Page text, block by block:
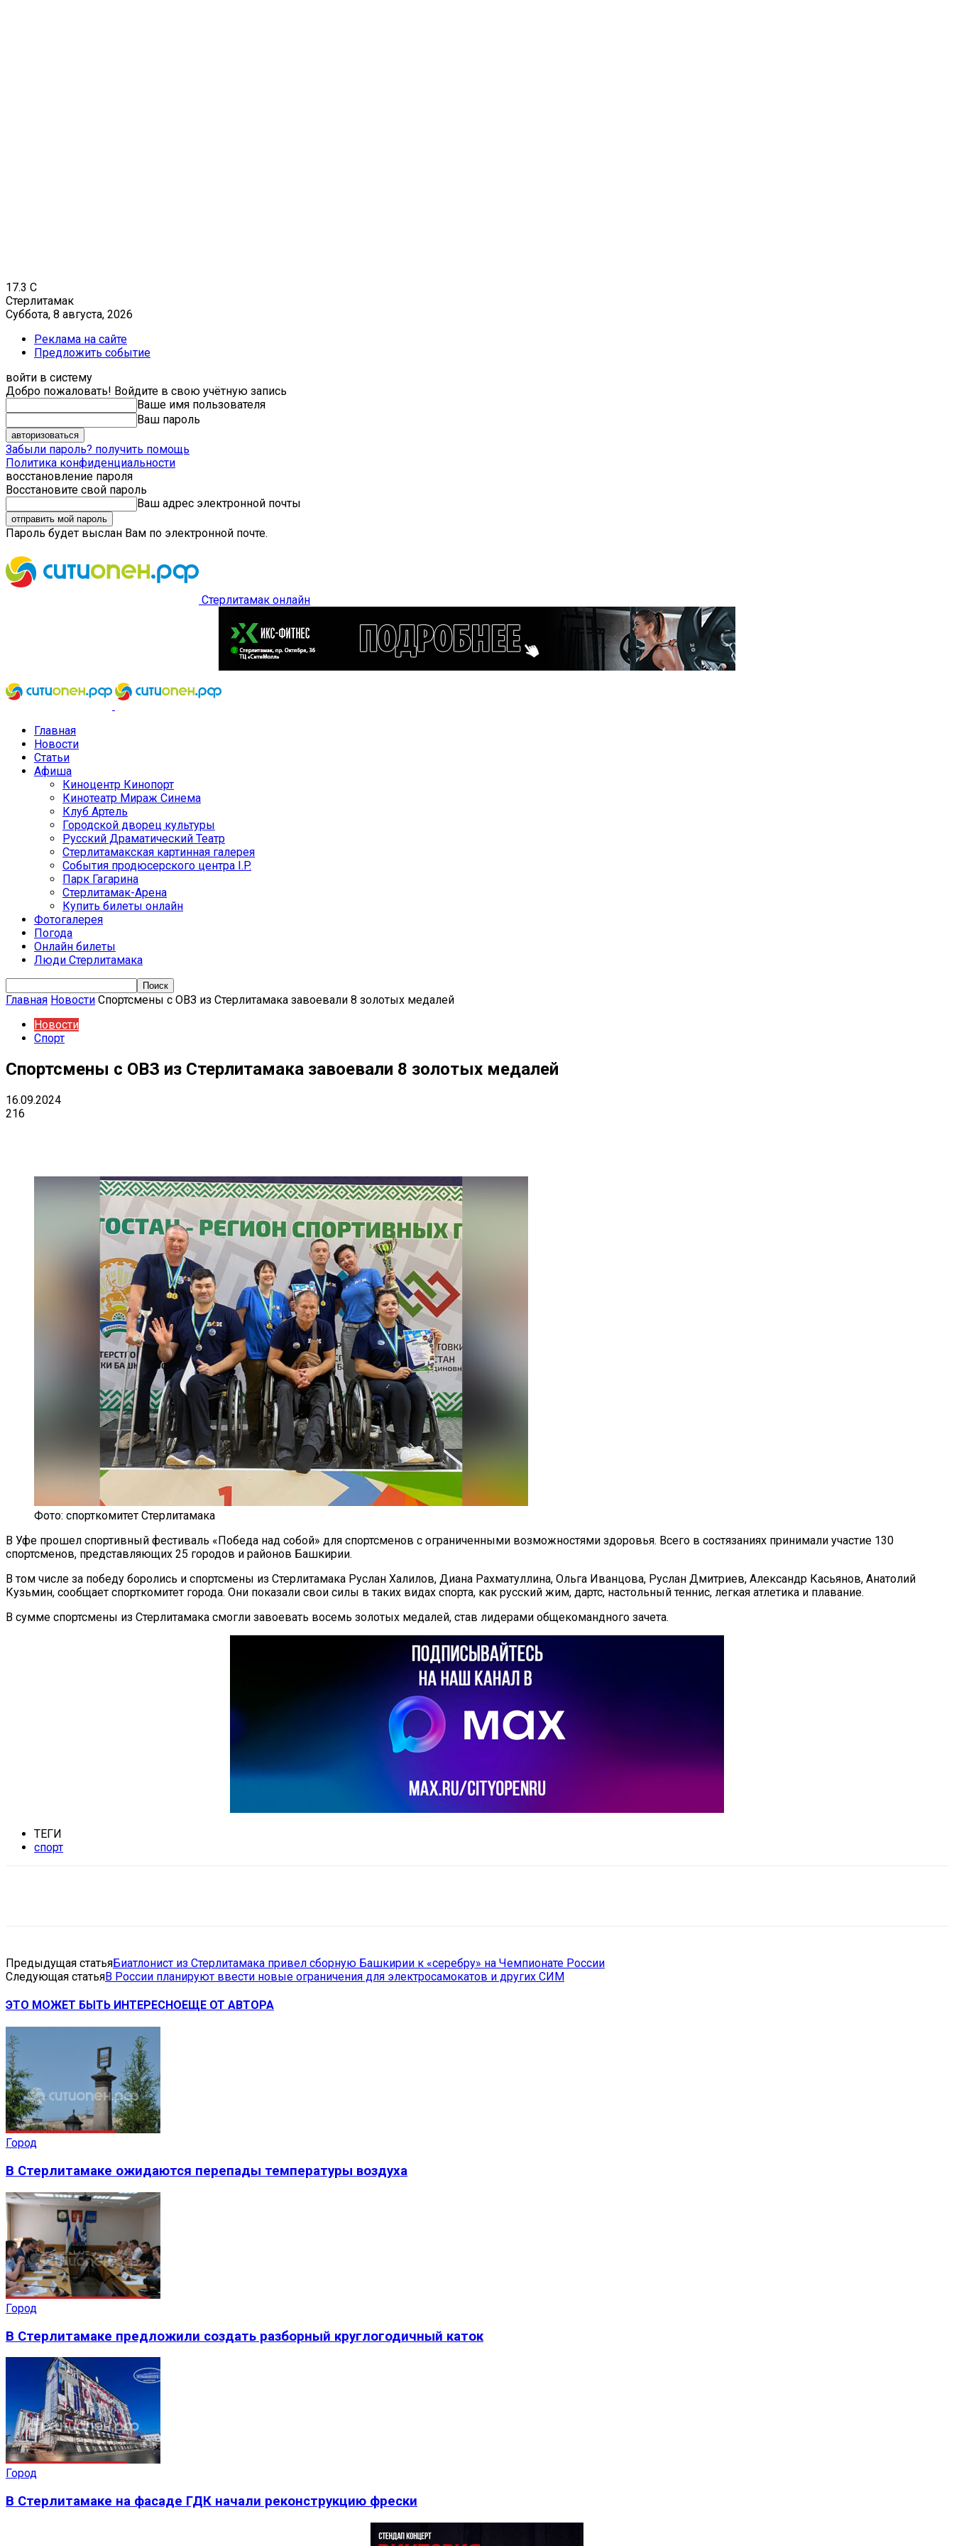
17.3 C
Стерлитамак
Суббота, 8 августа, 2026
Реклама на сайте
Предложить событие
войти в систему
Добро пожаловать! Войдите в свою учётную запись
Ваше имя пользователя
Ваш пароль
Забыли пароль? получить помощь
Политика конфиденциальности
восстановление пароля
Восстановите свой пароль
Ваш адрес электронной почты
Пароль будет выслан Вам по электронной почте.
Стерлитамак онлайн
Главная
Новости
Статьи
Афиша
Киноцентр Кинопорт
Кинотеатр Мираж Синема
Клуб Артель
Городской дворец культуры
Русский Драматический Театр
Стерлитамакская картинная галерея
События продюсерского центра I.P.
Парк Гагарина
Стерлитамак-Арена
Купить билеты онлайн
Фотогалерея
Погода
Онлайн билеты
Люди Стерлитамака
Главная Новости Спортсмены с ОВЗ из Стерлитамака завоевали 8 золотых медалей
Новости
Спорт
Спортсмены с ОВЗ из Стерлитамака завоевали 8 золотых медалей
16.09.2024
216
Фото: спорткомитет Стерлитамака
В Уфе прошел спортивный фестиваль «Победа над собой» для спортсменов с ограниченными возможностями здоровья. Всего в состязаниях принимали участие 130
спортсменов, представляющих 25 городов и районов Башкирии.
В том числе за победу боролись и спортсмены из Стерлитамака Руслан Халилов, Диана Рахматуллина, Ольга Иванцова, Руслан Дмитриев, Александр Касьянов, Анатолий
Кузьмин, сообщает спорткомитет города. Они показали свои силы в таких видах спорта, как русский жим, дартс, настольный теннис, легкая атлетика и плавание.
В сумме спортсмены из Стерлитамака смогли завоевать восемь золотых медалей, став лидерами общекомандного зачета.
ТЕГИ
спорт
Предыдущая статьяБиатлонист из Стерлитамака привел сборную Башкирии к «серебру» на Чемпионате России
Следующая статьяВ России планируют ввести новые ограничения для электросамокатов и других СИМ
ЭТО МОЖЕТ БЫТЬ ИНТЕРЕСНОЕЩЕ ОТ АВТОРА
Город
В Стерлитамаке ожидаются перепады температуры воздуха
Город
В Стерлитамаке предложили создать разборный круглогодичный каток
Город
В Стерлитамаке на фасаде ГДК начали реконструкцию фрески